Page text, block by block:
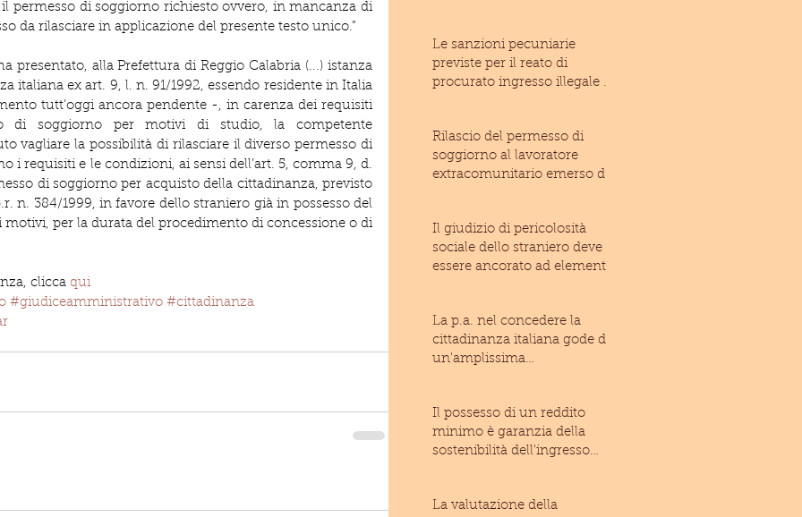
permesso di soggiorno richiesto ovvero, in mancanza di
da rilasciare in applicazione del presente testo unico.”
presentato, alla Prefettura di Reggio Calabria (...) istanza
italiana ex art. 9, l. n. 91/1992, essendo residente in Italia
tutt’oggi ancora pendente -, in carenza dei requisiti
di soggiorno per motivi di studio, la competente
vagliare la possibilità di rilasciare il diverso permesso di
i requisiti e le condizioni, ai sensi dell’art. 5, comma 9, d.
di soggiorno per acquisto della cittadinanza, previsto
n. 384/1999, in favore dello straniero già in possesso del
per la durata del procedimento di concessione o di
clicca qui
#giudiceamministrativo #cittadinanza
Le sanzioni pecuniarie
previste per il reato di
procurato ingresso illegale di
Rilascio del permesso di
soggiorno al lavoratore
extracomunitario emerso dal
Il giudizio di pericolosità
sociale dello straniero deve
essere ancorato ad elementi
La p.a. nel concedere la
cittadinanza italiana gode di
un'amplissima
Il possesso di un reddito
minimo è garanzia della
sostenibilità dell'ingresso
La valutazione della